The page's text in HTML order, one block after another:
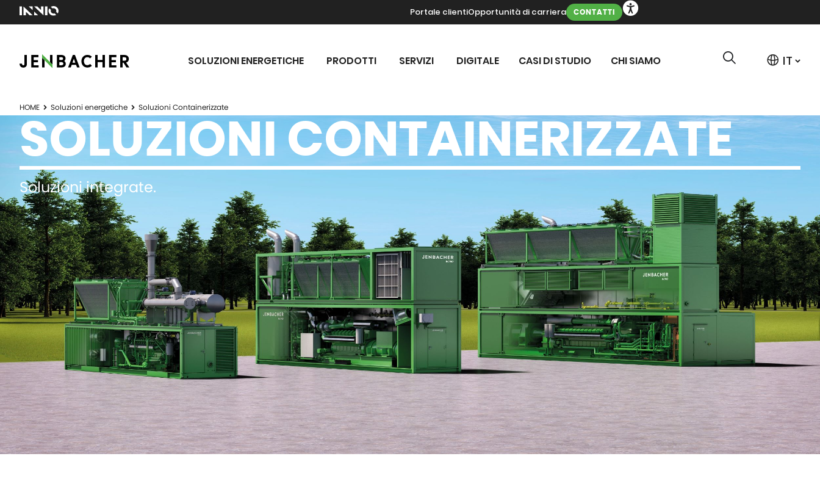
Portale clientiOpportunità di carriera CONTATTI
SOLUZIONI ENERGETICHE PRODOTTI SERVIZI DIGITALE CASI DI STUDIO CHI SIAMO
HOME Soluzioni energetiche Soluzioni Containerizzate
SOLUZIONI CONTAINERIZZATE
Soluzioni integrate.